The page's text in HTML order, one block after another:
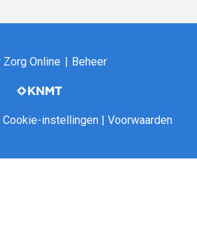
Zorg Online Beheer
Cookie-instellingen Voorwaarden